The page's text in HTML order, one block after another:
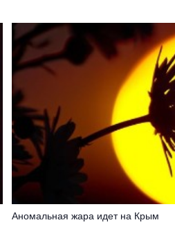
Аномальная жара идет на Крым